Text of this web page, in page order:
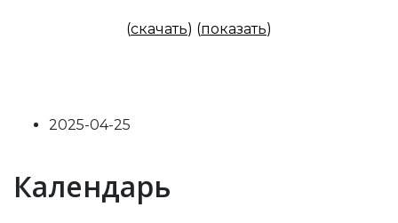
(скачать) (показать)
2025-04-25
Календарь
Previous
Year
Previous
Month
YearMonth